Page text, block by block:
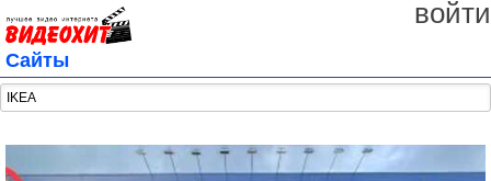
войти
Сайты